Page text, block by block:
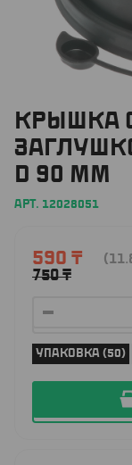
КРЫШКА
D 90 ММ
АРТ. 12028051
590 ₸
750₸
УПАКОВКА (50)